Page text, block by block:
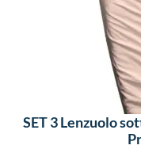
SET 3 Lenzuolo